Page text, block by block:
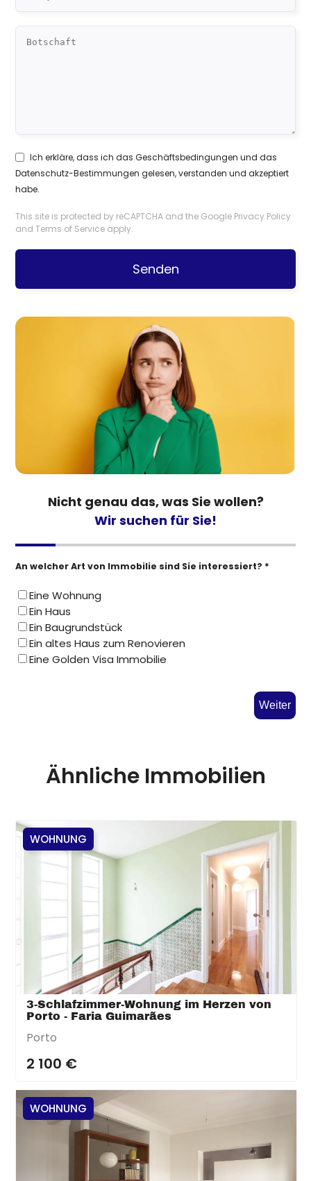
Ich erkläre, dass ich dasGeschäftsbedingungen und das
Datenschutz-Bestimmungen gelesen, verstanden und akzeptiert
habe.
This site is protected by reCAPTCHA and the Google Privacy Policy
andTerms of Service apply.
Senden
Nicht genau das, was Sie wollen?
Wir suchen für Sie!
An welcher Art von Immobilie sind Sie interessiert? *
Eine Wohnung
Ein Haus
Ein Baugrundstück
Ein altes Haus zum Renovieren
Eine Golden Visa Immobilie
Weiter
Ähnliche Immobilien
WOHNUNG
3-Schlafzimmer-Wohnung im Herzen von
Porto - Faria Guimarães
Porto
2 100 €
WOHNUNG